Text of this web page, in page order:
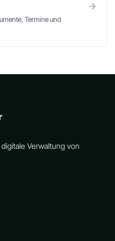
Termine und
Verwaltung von